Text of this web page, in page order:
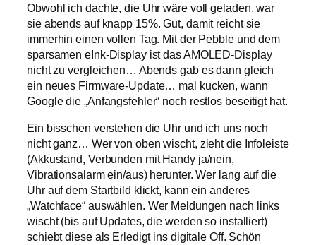
Obwohl ich dachte, die Uhr wäre voll geladen, war
sie abends auf knapp 15%. Gut, damit reicht sie
immerhin einen vollen Tag. Mit der Pebble und dem
sparsamen eInk-Display ist das AMOLED-Display
nicht zu vergleichen… Abends gab es dann gleich
ein neues Firmware-Update… mal kucken, wann
Google die „Anfangsfehler“ noch restlos beseitigt hat.
Ein bisschen verstehen die Uhr und ich uns noch
nicht ganz… Wer von oben wischt, zieht die Infoleiste
(Akkustand, Verbunden mit Handy ja/nein,
Vibrationsalarm ein/aus) herunter. Wer lang auf die
Uhr auf dem Startbild klickt, kann ein anderes
„Watchface“ auswählen. Wer Meldungen nach links
wischt (bis auf Updates, die werden so installiert)
schiebt diese als Erledigt ins digitale Off. Schön